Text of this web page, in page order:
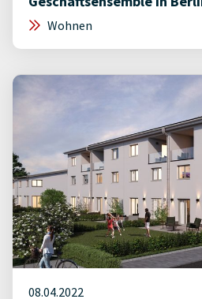
Wohnen
08.04.2022